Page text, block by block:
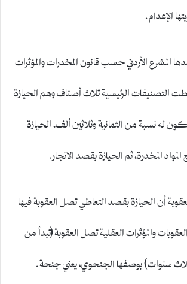
الإعدام.
المشرع الأردني حسب قانون المخدرات والمؤثرات
التصنيفات الرئيسية ثلاث أصناف وهم الحيازة
له نسبة من الثمانية وثلاثين ألف، الحيازة
المخدرة، ثم الحيازة بقصد الاتجار.
أن الحيازة بقصد التعاطي تصل العقوبة فيها
العقوبات والمؤثرات العقلية تصل العقوبة (تبدأ من
سنوات) بوصفها الجنحوي، يعني جنحة.